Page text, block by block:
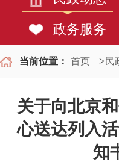
政务服务
当前位置： 首页 >民
关于向北京
心送达列入
知